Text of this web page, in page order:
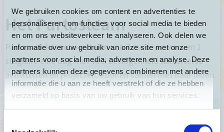
We gebruiken cookies om content en advertenties te
personaliseren, om functies voor social media te bieden
en om ons websiteverkeer te analyseren. Ook delen we
informatie over uw gebruik van onze site met onze
partners voor social media, adverteren en analyse. Deze
partners kunnen deze gegevens combineren met andere
informatie die u aan ze heeft verstrekt of die ze hebben
verzameld op basis van uw gebruik van hun services.
Het Partosteam
Partos werkt met een team van 7 medewerkers en 1
stagiaire elke dag met veel bevlogenheid aan diverse
activiteiten en projecten. Voor en samen met haar leden.